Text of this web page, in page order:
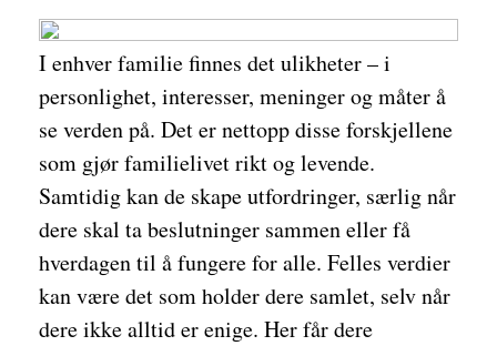
I enhver familie finnes det ulikheter – i
personlighet, interesser, meninger og måter å
se verden på. Det er nettopp disse forskjellene
som gjør familielivet rikt og levende.
Samtidig kan de skape utfordringer, særlig når
dere skal ta beslutninger sammen eller få
hverdagen til å fungere for alle. Felles verdier
kan være det som holder dere samlet, selv når
dere ikke alltid er enige. Her får dere